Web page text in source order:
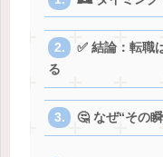
✅ 結論：転職
る
🤔 なぜ“その